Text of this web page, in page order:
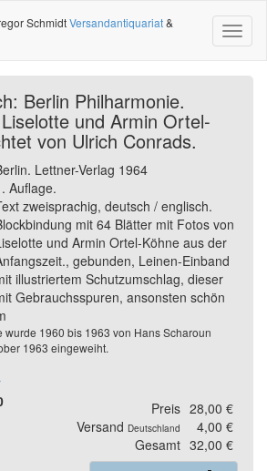
SchmidtVersandantiquariat&
Berlin Philharmonie.
und Armin Ortel-
von Ulrich Conrads.
Lettner-Verlag 1964
Auflage.
zweisprachig, deutsch / englisch.
mit 64 Blätter mit Fotos von
und Armin Ortel-Köhne aus der
gebunden, Leinen-Einband
illustriertem Schutzumschlag, dieser
Gebrauchsspuren, ansonsten schön
wurde 1960 bis 1963 von Hans Scharoun
1963 eingeweiht.
Preis 28,00 €
Versand Deutschland
4,00 €
Gesamt 32,00 €